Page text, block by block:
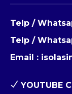
Telp /
Telp /
Email :
YOUTUBE